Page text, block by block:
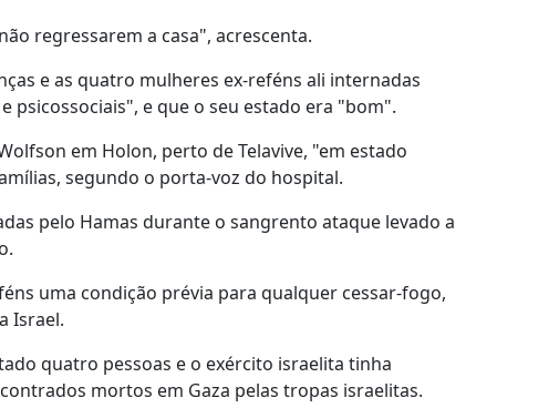
regressarem a casa", acrescenta.
e as quatro mulheres ex-reféns ali internadas
psicossociais", e que o seu estado era "bom".
em Holon, perto de Telavive, "em estado
segundo o porta-voz do hospital.
pelo Hamas durante o sangrento ataque levado a
uma condição prévia para qualquer cessar-fogo,
Israel.
quatro pessoas e o exército israelita tinha
mortos em Gaza pelas tropas israelitas.